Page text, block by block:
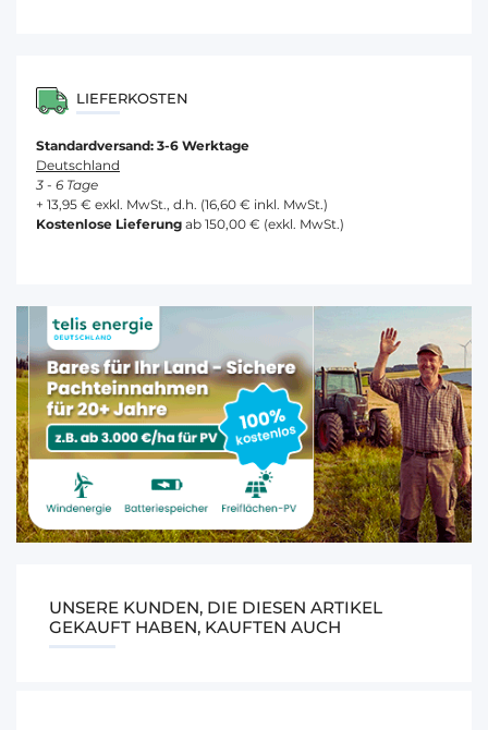
LIEFERKOSTEN
Standardversand: 3-6 Werktage
Deutschland
3 - 6 Tage
+ 13,95 € exkl. MwSt., d.h. (16,60 € inkl. MwSt.)
Kostenlose Lieferung ab 150,00 € (exkl. MwSt.)
UNSERE KUNDEN, DIE DIESEN ARTIKEL
GEKAUFT HABEN, KAUFTEN AUCH